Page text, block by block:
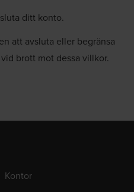
ditt konto.
att avsluta eller begränsa
brott mot dessa villkor.
Kontor